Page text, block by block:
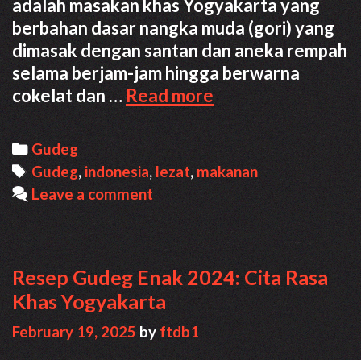
adalah masakan khas Yogyakarta yang
berbahan dasar nangka muda (gori) yang
dimasak dengan santan dan aneka rempah
selama berjam-jam hingga berwarna
cokelat dan …Read more Gudeg:
Resep
Kuliner
Asli
dari
Yogyakarta
yang
Kaya
Rasa
dan
Tradisi
Categories
Gudeg
Tags
Gudeg, indonesia, lezat, makanan
Leave a comment
Resep Gudeg Enak 2024: Cita Rasa
Khas Yogyakarta
February 19, 2025 by ftdb1